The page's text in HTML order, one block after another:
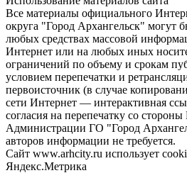
Все материалы официального
округа "Город Архангельск" могут
любых средствах массовой
Интернет или на любых иных
ограничений по объему и срокам
условием перепечатки и
первоисточник (в случае
сети Интернет — интерактивная
согласия на перепечатку со
Администрации ГО "Город
авторов информации не требуется.
Сайт www.arhcity.ru использует
Яндекс.Метрика